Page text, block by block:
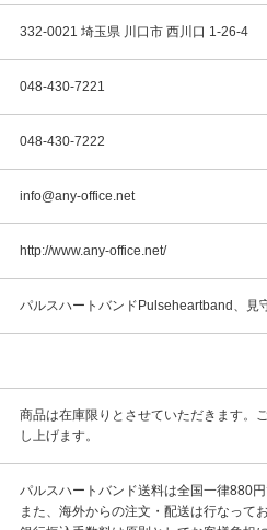
332-0021 埼玉県 川口市 西川口 1-26-4
048-430-7221
048-430-7222
info@any-office.net
http://www.any-office.net/
パルスハートバンドPulseheartband、見
商品は在庫限りとさせていただきます。
し上げます。
パルスハートバンド送料は全国一律880円
また、海外からの注文・配送は行なって